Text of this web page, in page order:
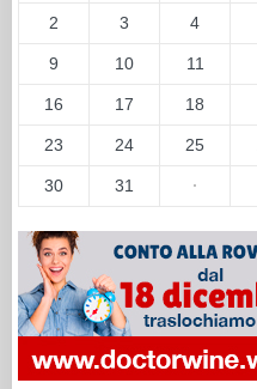
2 3 4
9 10 11
16 17 18
23 24 25
30 31 ·